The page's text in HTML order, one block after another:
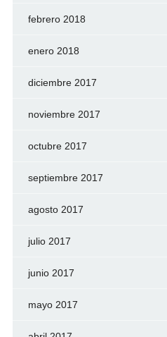
febrero 2018
enero 2018
diciembre 2017
noviembre 2017
octubre 2017
septiembre 2017
agosto 2017
julio 2017
junio 2017
mayo 2017